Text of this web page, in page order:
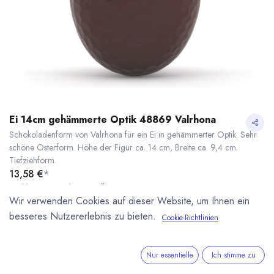
Ei 14cm gehämmerte Optik 48869 Valrhona
Schokoladenform von Valrhona für ein Ei in gehämmerter Optik. Sehr
schöne Osterform. Höhe der Figur ca. 14 cm, Breite ca. 9,4 cm.
Tiefziehform.
13,58 €*
* inkl. MwST. zzgl. Versandkosten
Lieferzeit: sofort lieferbar
Wir verwenden Cookies auf dieser Website, um Ihnen ein
besseres Nutzererlebnis zu bieten.
Cookie-Richtlinien
Nur essentielle Ich stimme zu